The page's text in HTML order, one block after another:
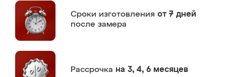
Сроки изготовления от 7 дней
после замера
Рассрочка на 3, 4, 6 месяцев